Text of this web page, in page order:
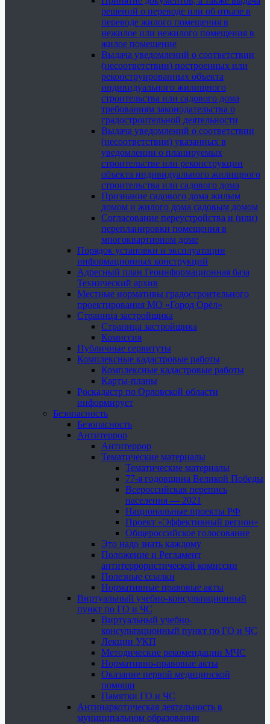
решений о переводе или об отказе в
переводе жилого помещения в
нежилое или нежилого помещения в
жилое помещение
Выдача уведомлений о соответствии
(несоответствии) построенных или
реконструированных объекта
индивидуального жилищного
строительства или садового дома
требованиям законодательства о
градостроительной деятельности
Выдача уведомлений о соответствии
(несоответствии) указанных в
уведомлении о планируемых
строительстве или реконструкции
объекта индивидуального жилищного
строительства или садового дома
Признание садового дома жилым
домом и жилого дома садовым домом
Согласование переустройства и (или)
перепланировки помещения в
многоквартирном доме
Порядок установки и эксплуатации
информационных конструкций
Адресный план Геоинформационная база
Технический архив
Местные нормативы градостроительного
проектирования МО «Город Орёл»
Страница застройщика
Страница застройщика
Комиссия
Публичные сервитуты
Комплексные кадастровые работы
Комплексные кадастровые работы
Карты-планы
Роскадастр по Орловской области
информирует
Безопасность
Безопасность
Антитеррор
Антитеррор
Тематические материалы
Тематические материалы
77-я годовщина Великой Победы
Всероссийская перепись
населения — 2021
Национальные проекты РФ
Проект «Эффективный регион»
Общероссийское голосование
Это надо знать каждому
Положение и Регламент
антитеррористической комиссии
Полезные ссылки
Нормативные правовые акты
Виртуальный учебно-консультационный
пункт по ГО и ЧС
Виртуальный учебно-
консультационный пункт по ГО и ЧС
Лекции УКП
Методические рекомендации МЧС
Нормативно-правовые акты
Оказание первой медицинской
помощи
Памятки ГО и ЧС
Антинаркотическая деятельность в
муниципальном образовании